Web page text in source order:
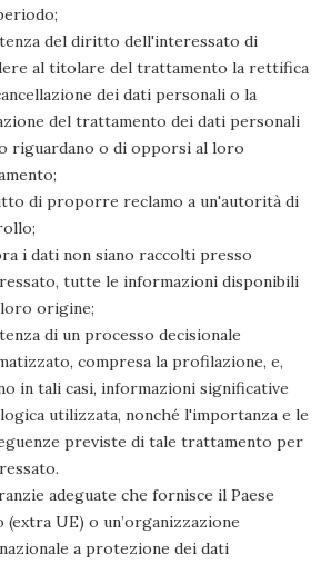
del diritto dell'interessato di
al titolare del trattamento la rettifica
dei dati personali o la
del trattamento dei dati personali
riguardano o di opporsi al loro
di proporre reclamo a un'autorità di
i dati non siano raccolti presso
tutte le informazioni disponibili
origine;
di un processo decisionale
compresa la profilazione, e,
in tali casi, informazioni significative
utilizzata, nonché l'importanza e le
previste di tale trattamento per
adeguate che fornisce il Paese
(extra UE) o un’organizzazione
a protezione dei dati